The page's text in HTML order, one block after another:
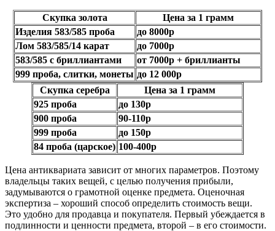
Скупка золота
Цена за 1 грамм
Изделия 583/585 проба
до 8000р
Лом 583/585/14 карат
до 7000р
583/585 с бриллиантами
от 7000р + бриллианты
999 проба, слитки, монеты до 12 000р
Скупка серебра
Цена за 1 грамм
925 проба
до 130р
900 проба
90-110р
999 проба
до 150р
84 проба (царское) 100-400р
Цена антиквариата зависит от многих параметров. Поэтому
владельцы таких вещей, с целью получения прибыли,
задумываются о грамотной оценке предмета. Оценочная
экспертиза – хороший способ определить стоимость вещи.
Это удобно для продавца и покупателя. Первый убеждается в
подлинности и ценности предмета, второй – в его стоимости.